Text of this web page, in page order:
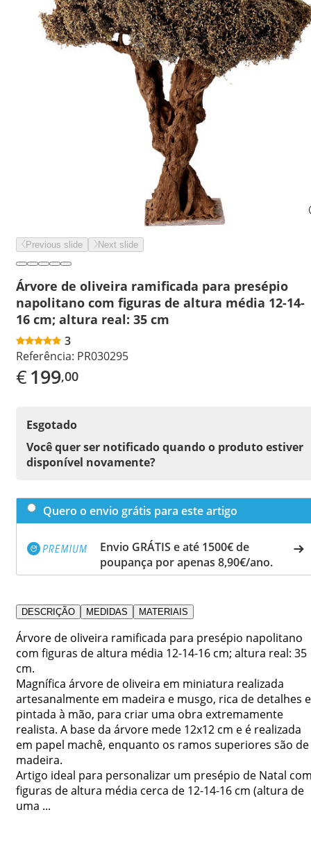
Previous slide Next slide
Árvore de oliveira ramificada para presépio
napolitano com figuras de altura média 12-14-
16 cm; altura real: 35 cm
3
Referência: PR030295
€199,00
Esgotado
Você quer ser notificado quando o produto estiver
disponível novamente?
Quero o envio grátis para este artigo
Envio GRÁTIS e até 1500€ de
poupança por apenas 8,90€/ano.
DESCRIÇÃO MEDIDAS MATERIAIS
Árvore de oliveira ramificada para presépio napolitano
com figuras de altura média 12-14-16 cm; altura real: 35
cm.
Magnífica árvore de oliveira em miniatura realizada
artesanalmente em madeira e musgo, rica de detalhes e
pintada à mão, para criar uma obra extremamente
realista. A base da árvore mede 12x12 cm e é realizada
em papel machê, enquanto os ramos superiores são de
madeira.
Artigo ideal para personalizar um presépio de Natal
figuras de altura média cerca de 12-14-16 cm (altura de
uma ...